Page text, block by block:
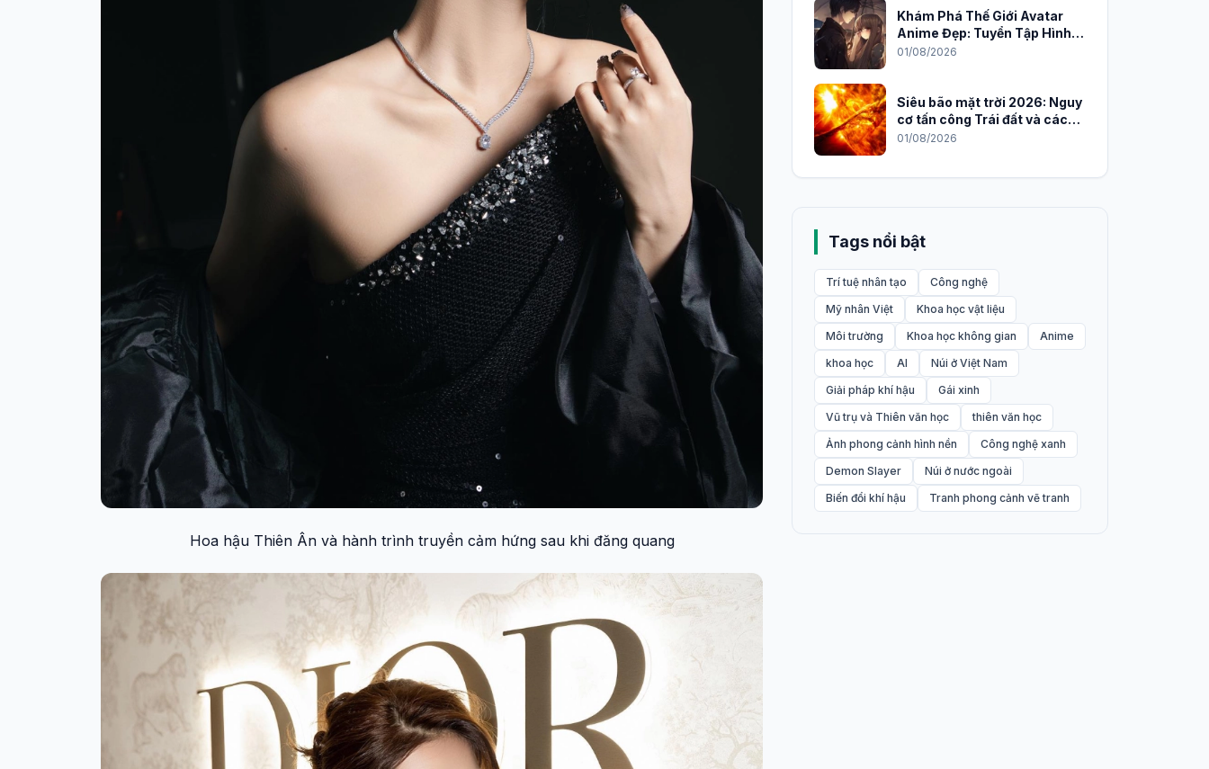
Hoa hậu Thiên Ân và hành trình truyền cảm hứng sau khi đăng quang
Khám Phá Thế Giới Avatar
Anime Đẹp: Tuyển Tập Hình
Nền Độc Đáo Cho Năm 2026
01/08/2026
Siêu bão mặt trời 2026: Nguy
cơ tấn công Trái đất và cách
phòng chống
01/08/2026
Tags nổi bật
Trí tuệ nhân tạo
Công nghệ
Mỹ nhân Việt
Khoa học vật liệu
Môi trường
Khoa học không gian
Anime
khoa học
AI
Núi ở Việt Nam
Giải pháp khí hậu
Gái xinh
Vũ trụ và Thiên văn học
thiên văn học
Ảnh phong cảnh hình nền
Công nghệ xanh
Demon Slayer
Núi ở nước ngoài
Biến đổi khí hậu
Tranh phong cảnh vẽ tranh